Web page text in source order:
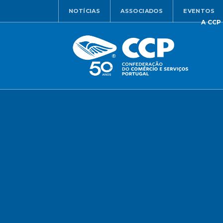
NOTÍCIAS ASSOCIADOS EVENTOS
A CCP